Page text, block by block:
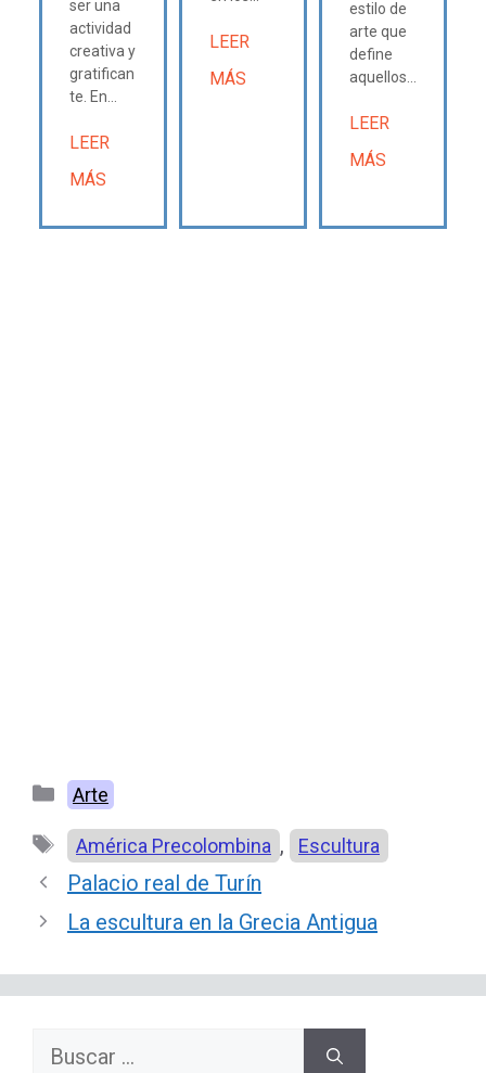
ser una
actividad
creativa y
gratifican
te. En...
LEER
MÁS
LEER
MÁS
estilo de
arte que
define
aquellos...
LEER
MÁS
Categorías
Arte
Etiquetas
América Precolombina , Escultura
Palacio real de Turín
La escultura en la Grecia Antigua
Buscar: